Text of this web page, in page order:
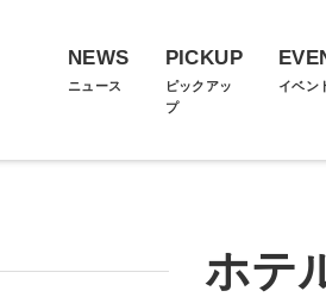
NEWS
ニュース
PICKUP
ピックアッ
プ
イベン
ホテ